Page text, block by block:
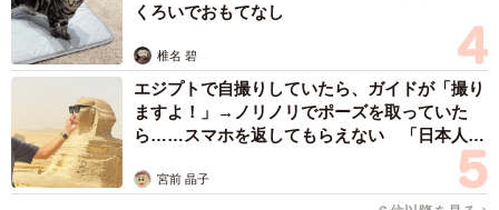
くろいでおもてなし
椎名 碧
エジプトで自撮りしていたら、ガイドが「撮り
ますよ！」→ノリノリでポーズを取っていた
ら……スマホを返してもらえない 「日本人は
カモ代表かも」「私は6時間で3万円払った」
宮前 晶子